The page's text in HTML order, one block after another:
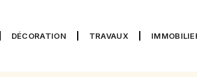
DÉCORATION TRAVAUX